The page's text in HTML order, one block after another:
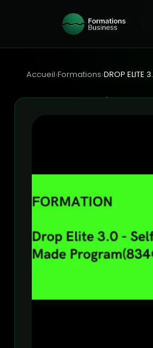
Accueil›Formations›DROP ELITE